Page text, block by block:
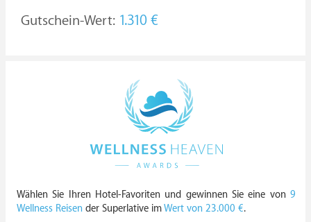
Gutschein-Wert: 1.310 €
Wählen Sie Ihren Hotel-Favoriten und gewinnen Sie eine von 9
Wellness Reisen der Superlative imWert von 23.000 €.